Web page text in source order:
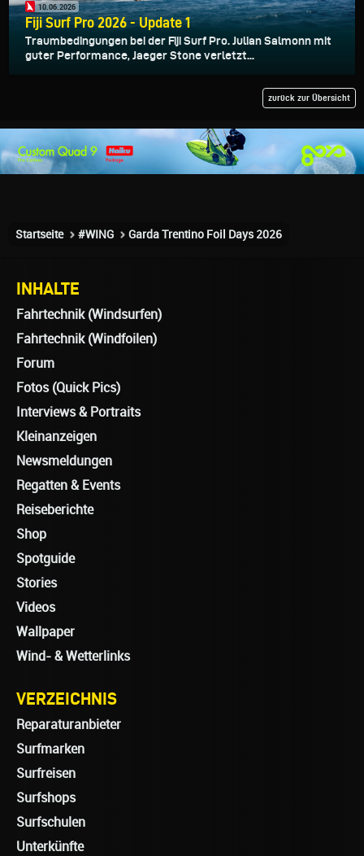
10.06.2026
Fiji Surf Pro 2026 - Update 1
Traumbedingungen bei der Fiji Surf Pro. Julian Salmonn mit
guter Performance, Jaeger Stone verletzt...
zurück zur Übersicht
Startseite #WING Garda Trentino Foil Days 2026
INHALTE
Fahrtechnik (Windsurfen)
Fahrtechnik (Windfoilen)
Forum
Fotos (Quick Pics)
Interviews & Portraits
Kleinanzeigen
Newsmeldungen
Regatten & Events
Reiseberichte
Shop
Spotguide
Stories
Videos
Wallpaper
Wind- & Wetterlinks
VERZEICHNIS
Reparaturanbieter
Surfmarken
Surfreisen
Surfshops
Surfschulen
Unterkünfte